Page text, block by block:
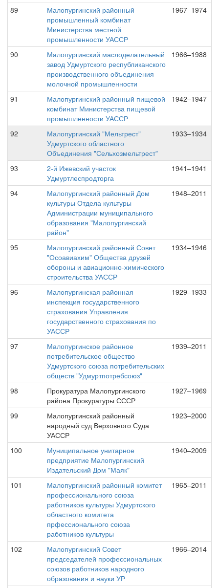
89
Малопургинский районный
промышленный комбинат
Министерства местной
промышленности УАССР
1967–1974
90
Малопургинский маслоделательный
завод Удмуртского республиканского
производственного объединения
молочной промышленности
1966–1988
91
Малопургинский районный пищевой
комбинат Министерства пищевой
промышленности УАССР
1942–1947
92
Малопургинский "Мельтрест"
Удмуртского областного
Объединения "Сельхозмельтрест"
1933–1934
93
2-й Ижевский участок
Удмуртлеспродторга
1941–1941
94
Малопургинский районный Дом
культуры Отдела культуры
Администрации муниципального
образования "Малопургинский
район"
1948–2011
95
Малопургинский районный Совет
"Осоавиахим" Общества друзей
обороны и авиационно-химического
строительства УАССР
1934–1946
96
Малопургинская районная
инспекция государственного
страхования Управления
государственного страхования по
УАССР
1929–1933
97
Малопургинское районное
потребительское общество
Удмуртского союза потребительских
обществ "Удмуртпотребсоюз"
1939–2011
98
Прокуратура Малопургинского
района Прокуратуры СССР
1927–1969
99
Малопургинский районный
народный суд Верховного Суда
УАССР
1923–2000
100
Муниципальное унитарное
предприятие Малопургинский
Издательский Дом "Маяк"
1940–2009
101
Малопургинский районный комитет
профессионального союза
работников культуры Удмуртского
областного комитета
прфессионального союза
работников культуры
1965–2011
102
Малопургинский Совет
председателей профессиональных
союзов работников народного
образования и науки УР
1966–2014